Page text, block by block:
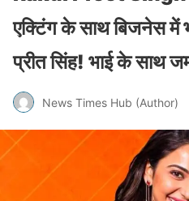
एक्टिंग के साथ बिजनेस में
प्रीत सिंह! भाई के साथ
News Times Hub (Author)